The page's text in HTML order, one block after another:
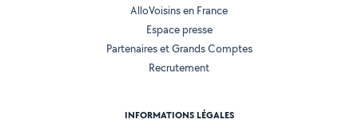
AlloVoisins en France
Espace presse
Partenaires et Grands Comptes
Recrutement
INFORMATIONS LÉGALES